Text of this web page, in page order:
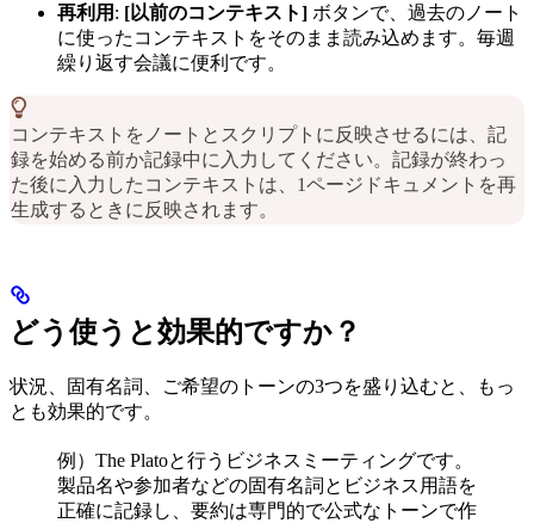
再利用 : [以前のコンテキスト] ボタンで、過去のノート
に使ったコンテキストをそのまま読み込めます。毎週
繰り返す会議に便利です。
コンテキストをノートとスクリプトに反映させるには、記
録を始める前か記録中に入力してください。記録が終わっ
た後に入力したコンテキストは、1ページドキュメントを再
生成するときに反映されます。
どう使うと効果的ですか？
状況、固有名詞、ご希望のトーンの3つを盛り込むと、もっ
とも効果的です。
例）The Platoと行うビジネスミーティングです。
製品名や参加者などの固有名詞とビジネス用語を
正確に記録し、要約は専門的で公式なトーンで作